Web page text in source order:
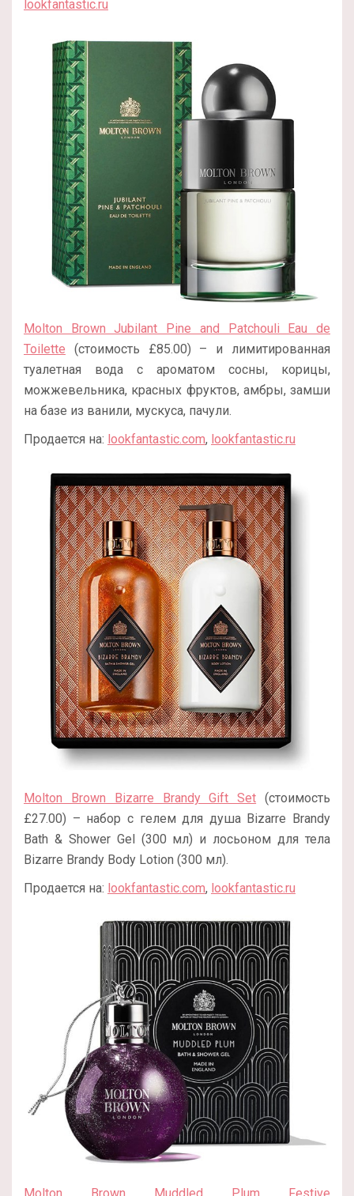
lookfantastic.ru
Molton Brown Jubilant Pine and Patchouli Eau de
Toilette (стоимость £85.00) – и лимитированная
туалетная вода с ароматом сосны, корицы,
можжевельника, красных фруктов, амбры, замши
на базе из ванили, мускуса, пачули.
Продается на: lookfantastic.com, lookfantastic.ru
Molton Brown Bizarre Brandy Gift Set (стоимость
£27.00) – набор с гелем для душа Bizarre Brandy
Bath & Shower Gel (300 мл) и лосьоном для тела
Bizarre Brandy Body Lotion (300 мл).
Продается на: lookfantastic.com, lookfantastic.ru
Molton Brown Muddled Plum Festive